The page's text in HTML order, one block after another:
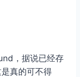
，据说已经存
真的可不得